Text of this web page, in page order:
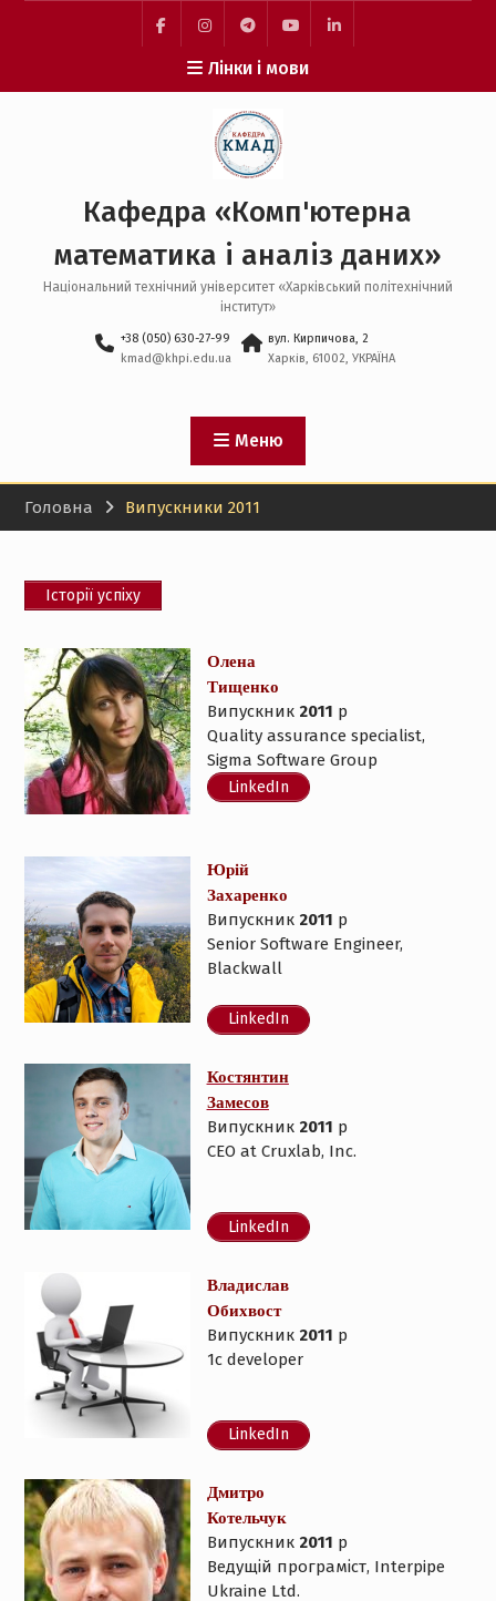
facebookinstagramtelegramyoutubelinkedin
Лінки і мови
Кафедра «Комп'ютерна
математика і аналіз даних»
Національний технічний університет «Харківський політехнічний
інститут»
+38 (050) 630-27-99
kmad@khpi.edu.ua
вул. Кирпичова, 2
Харків, 61002, УКРАЇНА
Меню
Головна Випускники 2011
Історії успіху
Олена
Тищенко
Випускник 2011 р
Quality assurance specialist,
Sigma Software Group
LinkedIn
Юрій
Захаренко
Випускник 2011 р
Senior Software Engineer,
Blackwall
LinkedIn
Костянтин
Замесов
Випускник 2011 р
CEO at Cruxlab, Inc.
LinkedIn
Владислав
Обихвост
Випускник 2011 р
1с developer
LinkedIn
Дмитро
Котельчук
Випускник 2011 р
Ведущій програміст, Interpipe
Ukraine Ltd.